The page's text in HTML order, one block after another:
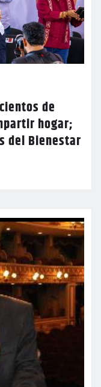
de
hogar;
del Bienestar